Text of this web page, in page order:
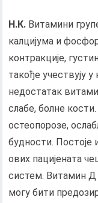
Н.К. Витамини
калцијума и
контракције,
такође учествују
недостатак
слабе, болне
остеопорозе,
будности. Постоје
ових пацијената
систем. Витамин Д
могу бити